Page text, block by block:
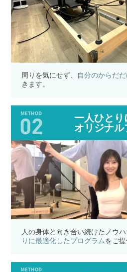
周りを気にせず、 自分のからだ
きます。
一人ひとり
オリジナル
人の身体と向き合い続けたノウハ
りに最適化したプログラムをご提